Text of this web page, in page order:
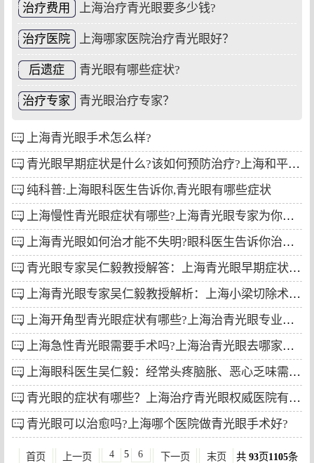
治疗费用 上海治疗青光眼要多少钱?
治疗医院 上海哪家医院治疗青光眼好？
后遗症 青光眼有哪些症状?
治疗专家 青光眼治疗专家？
上海青光眼手术怎么样?
青光眼早期症状是什么?该如何预防治疗?上海和平眼科告诉你
纯科普:上海眼科医生告诉你,青光眼有哪些症状
上海慢性青光眼症状有哪些?上海青光眼专家为你解答!
上海青光眼如何治才能不失明?眼科医生告诉你治疗方案!
青光眼专家吴仁毅教授解答：上海青光眼早期症状哪些?
上海青光眼专家吴仁毅教授解析：上海小梁切除术价格是多少?
上海开角型青光眼症状有哪些?上海治青光眼专业医院是哪家?
上海急性青光眼需要手术吗?上海治青光眼去哪家医院?
上海眼科医生吴仁毅：经常头疼脑胀、恶心乏味需警惕！可能是青光眼在作祟！
青光眼的症状有哪些？上海治疗青光眼权威医院有哪些？
青光眼可以治愈吗?上海哪个医院做青光眼手术好?
首页 上一页 4 5 6 下一页 末页 共 93页1105条